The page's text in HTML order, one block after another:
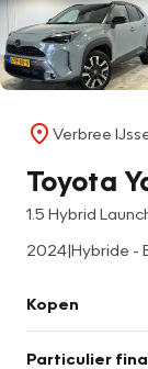
Verbree
Toyota
1.5 Hybrid
2024|Hybride -
Kopen
Particulier